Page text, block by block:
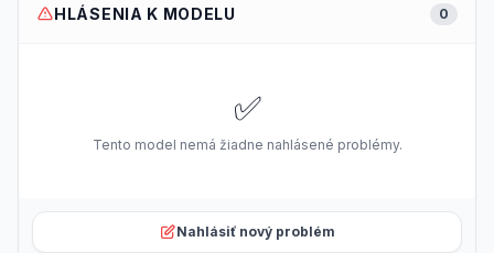
HLÁSENIA K MODELU 0
✅
Tento model nemá žiadne nahlásené problémy.
Nahlásiť nový problém